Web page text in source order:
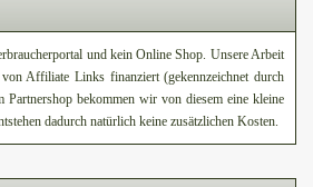
und kein Online Shop. Unsere Arbeit
Affiliate Links finanziert (gekennzeichnet durch
bekommen wir von diesem eine kleine
dadurch natürlich keine zusätzlichen Kosten.